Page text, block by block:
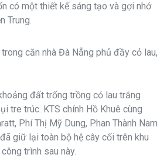
có một thiết kế sáng tạo và gợi nhớ
Trung.
đất trống trồng cỏ lau trắng
tre trúc. KTS chính Hồ Khuê cùng
Phí Thị Mỹ Dung, Phan Thành Nam
giữ lại toàn bộ hệ cây cối trên khu
trình sau này.